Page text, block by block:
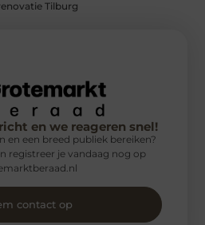
Tilburg
en we reageren snel!
en een breed publiek bereiken?
registreer je vandaag nog op
contact op